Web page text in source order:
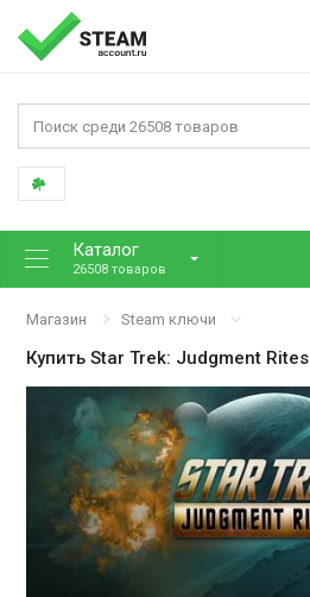
Каталог
26508 товаров
Магазин Steam ключи
КупитьStar Trek: Judgment Rites